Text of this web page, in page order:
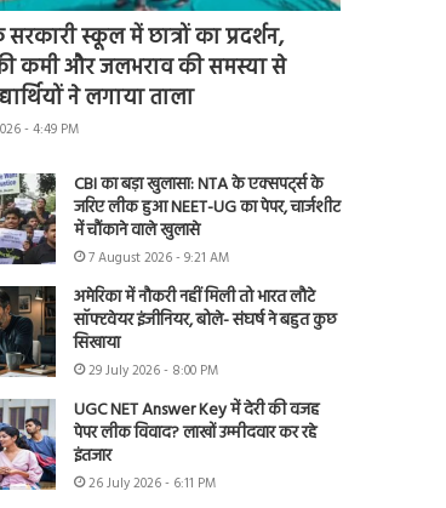
स्कूल में छात्रों का प्रदर्शन,
कमी और जलभराव की समस्या से
ने लगाया ताला
- 4:49 PM
CBI का बड़ा खुलासा: NTA के एक्सपर्ट्स के
जरिए लीक हुआ NEET-UG का पेपर, चार्जशीट
में चौंकाने वाले खुलासे
7 August 2026 - 9:21 AM
अमेरिका में नौकरी नहीं मिली तो भारत लौटे
सॉफ्टवेयर इंजीनियर, बोले- संघर्ष ने बहुत कुछ
सिखाया
29 July 2026 - 8:00 PM
UGC NET Answer Key में देरी की वजह
पेपर लीक विवाद? लाखों उम्मीदवार कर रहे
इंतजार
26 July 2026 - 6:11 PM